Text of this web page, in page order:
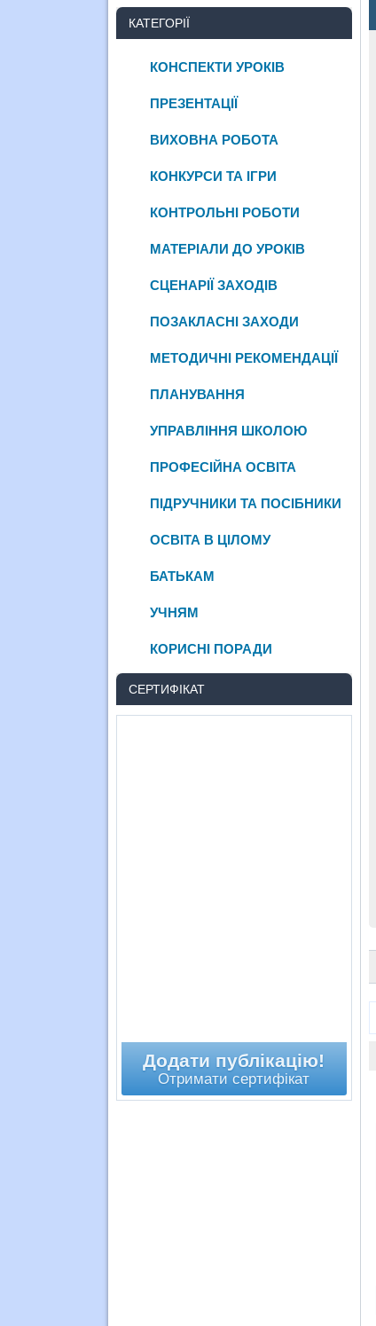
КАТЕГОРІЇ
КОНСПЕКТИ УРОКІВ
ПРЕЗЕНТАЦІЇ
ВИХОВНА РОБОТА
КОНКУРСИ ТА ІГРИ
КОНТРОЛЬНІ РОБОТИ
МАТЕРІАЛИ ДО УРОКІВ
СЦЕНАРІЇ ЗАХОДІВ
ПОЗАКЛАСНІ ЗАХОДИ
МЕТОДИЧНІ РЕКОМЕНДАЦІЇ
ПЛАНУВАННЯ
УПРАВЛІННЯ ШКОЛОЮ
ПРОФЕСІЙНА ОСВІТА
ПІДРУЧНИКИ ТА ПОСІБНИКИ
ОСВІТА В ЦІЛОМУ
БАТЬКАМ
УЧНЯМ
КОРИСНІ ПОРАДИ
СЕРТИФІКАТ
Додати публікацію!
Отримати сертифікат